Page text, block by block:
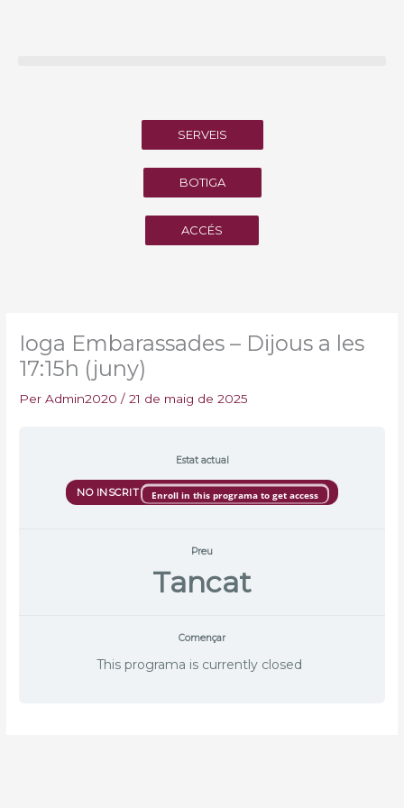
SERVEIS
BOTIGA
ACCÉS
Ioga Embarassades – Dijous a les
17:15h (juny)
Per Admin2020/21 de maig de 2025
Estat actual
NO INSCRIT Enroll in this programa to get access
Preu
Tancat
Començar
This programa is currently closed